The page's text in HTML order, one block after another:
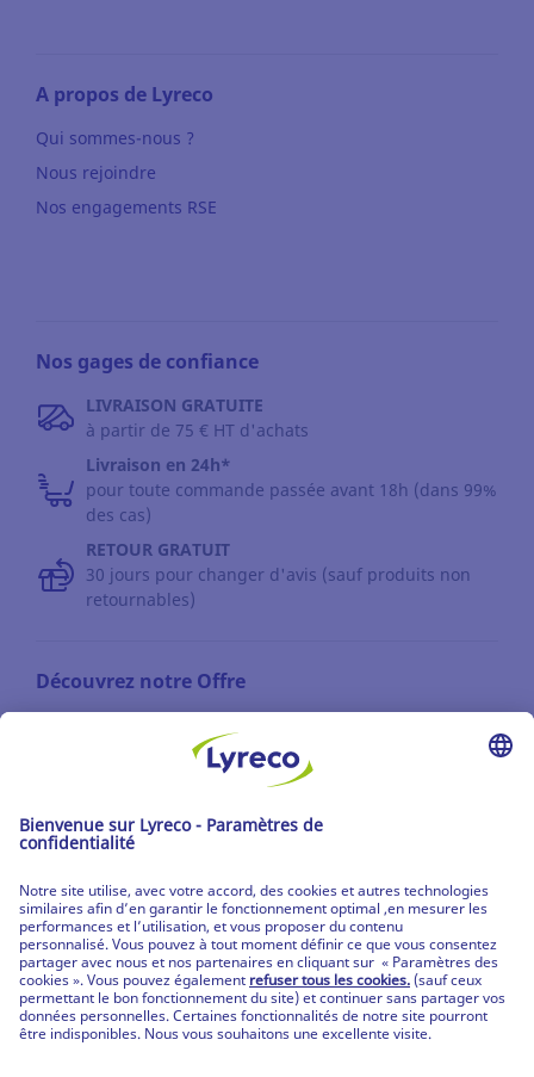
A propos de Lyreco
Qui sommes-nous ?
Nous rejoindre
Nos engagements RSE
Nos gages de confiance
LIVRAISON GRATUITE
à partir de 75 € HT d'achats
Livraison en 24h*
pour toute commande passée avant 18h (dans 99%
des cas)
RETOUR GRATUIT
30 jours pour changer d'avis (sauf produits non
retournables)
Découvrez notre Offre
Partenaire | de tous les lieux de travail
© Lyreco 2026
Partenaire | de tous les lieux de travail|
Conditions Générales de Vente|Déclaration de
confidentialité|Conditions d'Utilisation &
Mentions Légales|Service Après-Vente|CPV
Produits personnalisés